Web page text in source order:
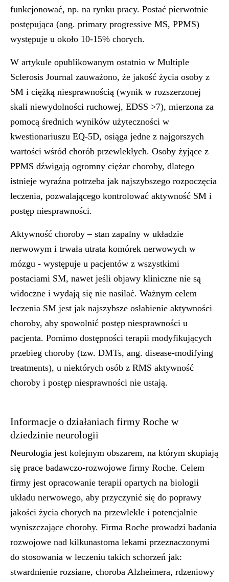
funkcjonować, np. na rynku pracy. Postać pierwotnie
postępująca (ang. primary progressive MS, PPMS)
występuje u około 10-15% chorych.
W artykule opublikowanym ostatnio w Multiple
Sclerosis Journal zauważono, że jakość życia osoby z
SM i ciężką niesprawnością (wynik w rozszerzonej
skali niewydolności ruchowej, EDSS >7), mierzona za
pomocą średnich wyników użyteczności w
kwestionariuszu EQ-5D, osiąga jedne z najgorszych
wartości wśród chorób przewlekłych. Osoby żyjące z
PPMS dźwigają ogromny ciężar choroby, dlatego
istnieje wyraźna potrzeba jak najszybszego rozpoczęcia
leczenia, pozwalającego kontrolować aktywność SM i
postęp niesprawności.
Aktywność choroby – stan zapalny w układzie
nerwowym i trwała utrata komórek nerwowych w
mózgu - występuje u pacjentów z wszystkimi
postaciami SM, nawet jeśli objawy kliniczne nie są
widoczne i wydają się nie nasilać. Ważnym celem
leczenia SM jest jak najszybsze osłabienie aktywności
choroby, aby spowolnić postęp niesprawności u
pacjenta. Pomimo dostępności terapii modyfikujących
przebieg choroby (tzw. DMTs, ang. disease-modifying
treatments), u niektórych osób z RMS aktywność
choroby i postęp niesprawności nie ustają.
Informacje o działaniach firmy Roche w
dziedzinie neurologii
Neurologia jest kolejnym obszarem, na którym skupiają
się prace badawczo-rozwojowe firmy Roche. Celem
firmy jest opracowanie terapii opartych na biologii
układu nerwowego, aby przyczynić się do poprawy
jakości życia chorych na przewlekłe i potencjalnie
wyniszczające choroby. Firma Roche prowadzi badania
rozwojowe nad kilkunastoma lekami przeznaczonymi
do stosowania w leczeniu takich schorzeń jak:
stwardnienie rozsiane, choroba Alzheimera, rdzeniowy